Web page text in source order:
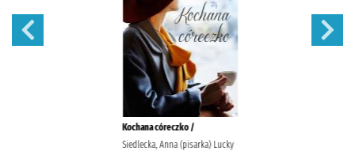
Kochana córeczko /
Siedlecka, Anna (pisarka) Lucky